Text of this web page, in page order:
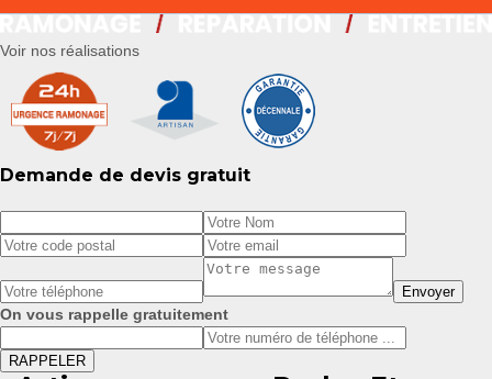
Voir nos réalisations
Demande de devis gratuit
On vous rappelle gratuitement